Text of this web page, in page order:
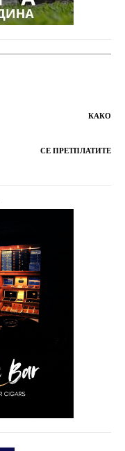
КАКО
СЕ ПРЕТПЛАТИТЕ